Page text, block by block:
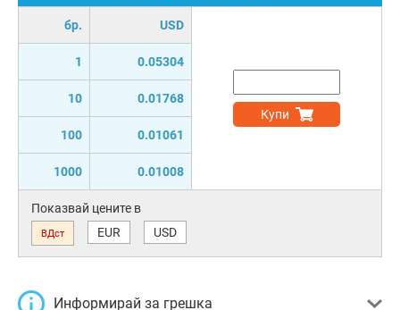
бр. USD
1 0.05304
10 0.01768
100 0.01061
1000 0.01008
Купи
Показвай цените в
ВДст EUR USD
Информирай за грешка